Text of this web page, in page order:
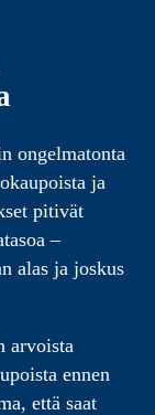
ongelmatonta
ja
pitivät
–
alas ja joskus
arvoista
ennen
että saat